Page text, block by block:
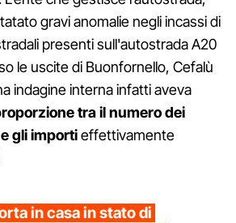
gravi anomalie negli incassi di
presenti sull'autostrada A20
le uscite di Buonfornello, Cefalù
indagine interna infatti aveva
tra il numero dei
gli importieffettivamente
in casa in stato di